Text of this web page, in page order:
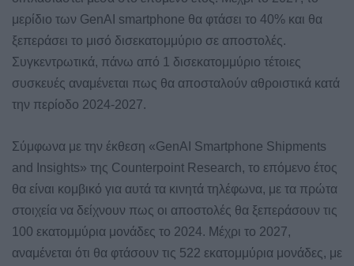
μερίδιο των GenAI smartphone θα φτάσει το 40% και θα
ξεπεράσει το μισό δισεκατομμύριο σε αποστολές.
Συγκεντρωτικά, πάνω από 1 δισεκατομμύριο τέτοιες
συσκευές αναμένεται πως θα αποσταλούν αθροιστικά κατά
την περίοδο 2024-2027.
Σύμφωνα με την έκθεση «GenAI Smartphone Shipments
and Insights» της Counterpoint Research, το επόμενο έτος
θα είναι κομβικό για αυτά τα κινητά τηλέφωνα, με τα πρώτα
στοιχεία να δείχνουν πως οι αποστολές θα ξεπεράσουν τις
100 εκατομμύρια μονάδες το 2024. Μέχρι το 2027,
αναμένεται ότι θα φτάσουν τις 522 εκατομμύρια μονάδες, με